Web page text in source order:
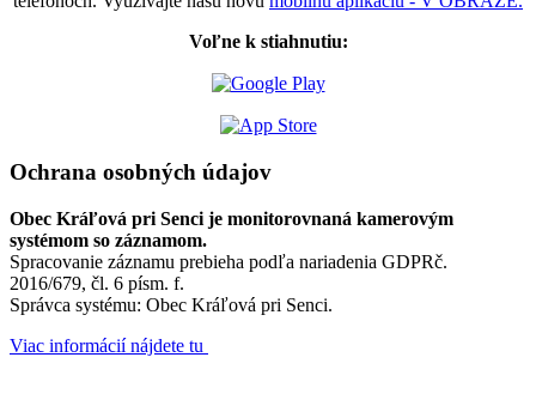
Voľne k stiahnutiu:
Ochrana osobných údajov
Obec Kráľová pri Senci je monitorovnaná kamerovým
systémom so záznamom.
Spracovanie záznamu prebieha podľa nariadenia GDPRč.
2016/679, čl. 6 písm. f.
Správca systému: Obec Kráľová pri Senci.
Viac informácií nájdete tu